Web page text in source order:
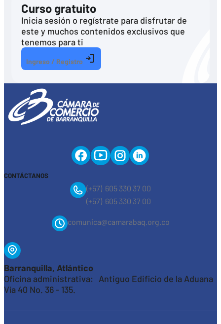
Curso gratuito
Inicia sesión o regístrate para disfrutar de
este y muchos contenidos exclusivos que
tenemos para ti
Ingreso / Registro
CONTÁCTANOS
(+57) 605 330 37 00
(+57) 605 330 37 00
comunica@camarabaq.org.co
Barranquilla, Atlántico
Oficina administrativa: Antiguo Edificio de la Aduana
Vía 40 No. 36 - 135.